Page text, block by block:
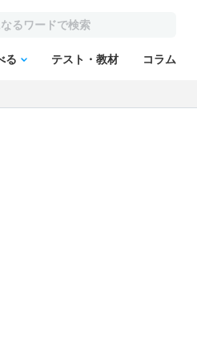
る テスト・教材 コラム